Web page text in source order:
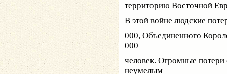
территорию Восточной
В этой войне людские
000, Объединенного
000
человек. Огромные потери
неумелым